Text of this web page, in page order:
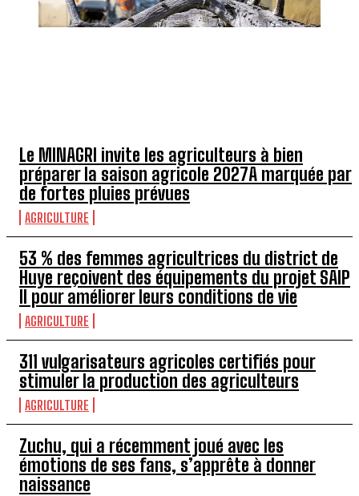
Le MINAGRI invite les agriculteurs à bien
préparer la saison agricole 2027A marquée par
de fortes pluies prévues
AGRICULTURE
53 % des femmes agricultrices du district de
Huye reçoivent des équipements du projet SAIP
II pour améliorer leurs conditions de vie
AGRICULTURE
311 vulgarisateurs agricoles certifiés pour
stimuler la production des agriculteurs
AGRICULTURE
Zuchu, qui a récemment joué avec les
émotions de ses fans, s’apprête à donner
naissance